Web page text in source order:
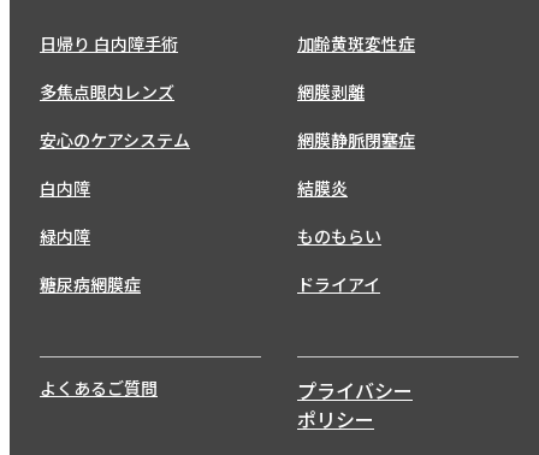
日帰り 白内障手術
多焦点眼内レンズ
安心のケアシステム
白内障
緑内障
糖尿病網膜症
加齢黄斑変性症
網膜剥離
網膜静脈閉塞症
結膜炎
ものもらい
ドライアイ
よくあるご質問
プライバシー
ポリシー